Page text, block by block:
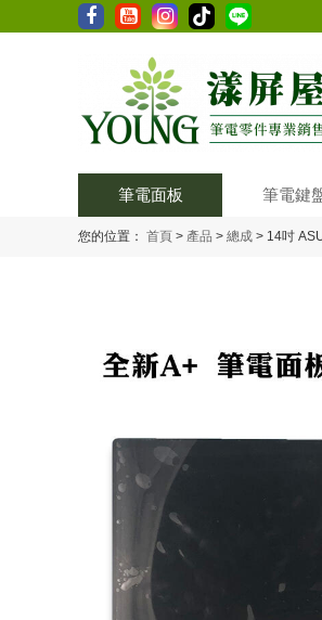
筆電面板 筆電鍵
您的位置： 首頁 > 產品 > 總成 > 14吋